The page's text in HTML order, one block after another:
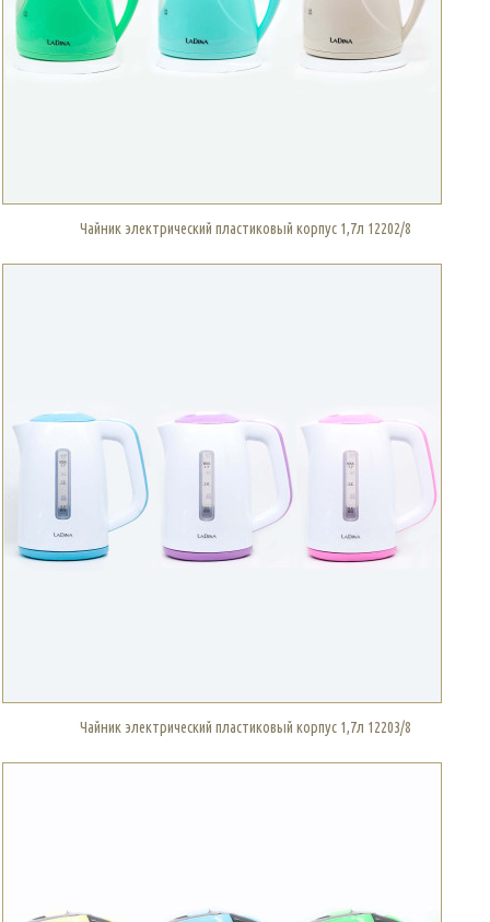
Чайник электрический пластиковый корпус 1,7л 12202/8
Чайник электрический пластиковый корпус 1,7л 12203/8